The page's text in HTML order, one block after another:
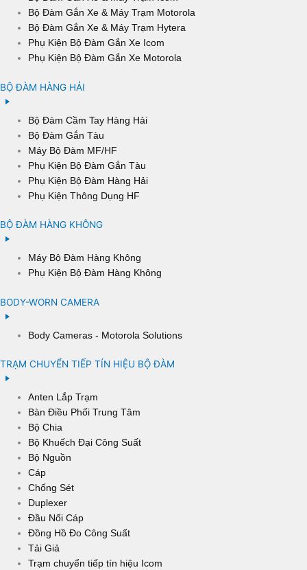
Bộ Đàm Gắn Xe & Máy Trạm Motorola
Bộ Đàm Gắn Xe & Máy Trạm Hytera
Phụ Kiện Bộ Đàm Gắn Xe Icom
Phụ Kiện Bộ Đàm Gắn Xe Motorola
BỘ ĐÀM HÀNG HẢI
Bộ Đàm Cầm Tay Hàng Hải
Bộ Đàm Gắn Tàu
Máy Bộ Đàm MF/HF
Phụ Kiện Bộ Đàm Gắn Tàu
Phụ Kiện Bộ Đàm Hàng Hải
Phụ Kiện Thông Dụng HF
BỘ ĐÀM HÀNG KHÔNG
Máy Bộ Đàm Hàng Không
Phụ Kiện Bộ Đàm Hàng Không
BODY-WORN CAMERA
Body Cameras - Motorola Solutions
TRẠM CHUYỂN TIẾP TÍN HIỆU BỘ ĐÀM
Anten Lắp Trạm
Bàn Điều Phối Trung Tâm
Bộ Chia
Bộ Khuếch Đại Công Suất
Bộ Nguồn
Cáp
Chống Sét
Duplexer
Đầu Nối Cáp
Đồng Hồ Đo Công Suất
Tải Giả
Trạm chuyển tiếp tín hiệu Icom